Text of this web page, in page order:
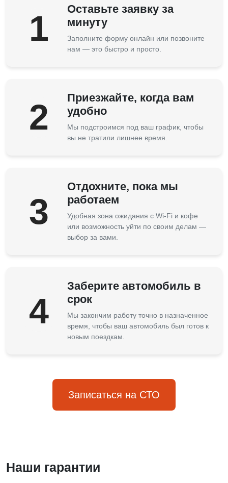
1
Оставьте заявку за
минуту
Заполните форму онлайн или позвоните
нам — это быстро и просто.
2
Приезжайте, когда вам
удобно
Мы подстроимся под ваш график, чтобы
вы не тратили лишнее время.
3
Отдохните, пока мы
работаем
Удобная зона ожидания с Wi-Fi и кофе
или возможность уйти по своим делам —
выбор за вами.
4
Заберите автомобиль в
срок
Мы закончим работу точно в назначенное
время, чтобы ваш автомобиль был готов к
новым поездкам.
Записаться на СТО
Наши гарантии